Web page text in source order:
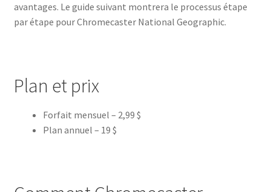
avantages. Le guide suivant montrera le processus étape
par étape pour Chromecaster National Geographic.
Plan et prix
Forfait mensuel – 2,99 $
Plan annuel – 19 $